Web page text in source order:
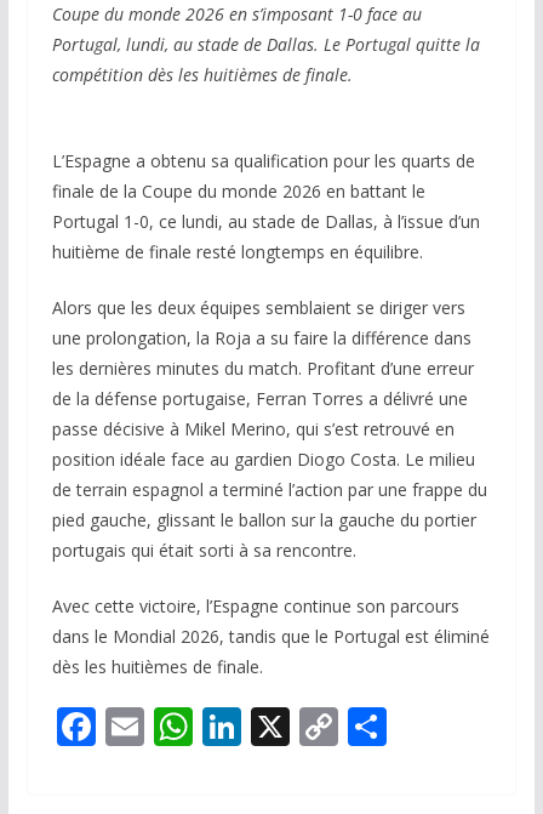
Coupe du monde 2026 en s’imposant 1-0 face au
Portugal, lundi, au stade de Dallas. Le Portugal quitte la
compétition dès les huitièmes de finale.
L’Espagne a obtenu sa qualification pour les quarts de
finale de la Coupe du monde 2026 en battant le
Portugal 1-0, ce lundi, au stade de Dallas, à l’issue d’un
huitième de finale resté longtemps en équilibre.
Alors que les deux équipes semblaient se diriger vers
une prolongation, la Roja a su faire la différence dans
les dernières minutes du match. Profitant d’une erreur
de la défense portugaise, Ferran Torres a délivré une
passe décisive à Mikel Merino, qui s’est retrouvé en
position idéale face au gardien Diogo Costa. Le milieu
de terrain espagnol a terminé l’action par une frappe du
pied gauche, glissant le ballon sur la gauche du portier
portugais qui était sorti à sa rencontre.
Avec cette victoire, l’Espagne continue son parcours
dans le Mondial 2026, tandis que le Portugal est éliminé
dès les huitièmes de finale.
F E W Li X C P